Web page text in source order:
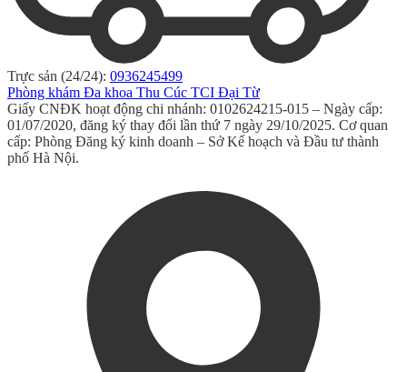
Trực sản (24/24): 0936245499
Phòng khám Đa khoa Thu Cúc TCI Đại Từ
Giấy CNĐK hoạt động chi nhánh: 0102624215-015 – Ngày cấp:
01/07/2020, đăng ký thay đổi lần thứ 7 ngày 29/10/2025. Cơ quan
cấp: Phòng Đăng ký kinh doanh – Sở Kế hoạch và Đầu tư thành
phố Hà Nội.